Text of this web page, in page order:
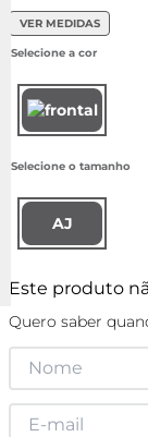
VER MEDIDAS
AJ
Este produto
Quero saber